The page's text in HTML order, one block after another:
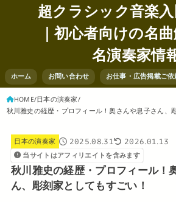
超クラシック音楽
｜初心者向けの名
名演奏家情
ホーム お問い合わせ お仕事・広告掲載ご
HOME 日本の演奏家
秋川雅史の経歴・プロフィール！奥さんや息子さん、
日本の演奏家 2025.08.31 2026.01.13
当サイトはアフィリエイトを含みます
秋川雅史の経歴・プロフィール！
ん、彫刻家としてもすごい！